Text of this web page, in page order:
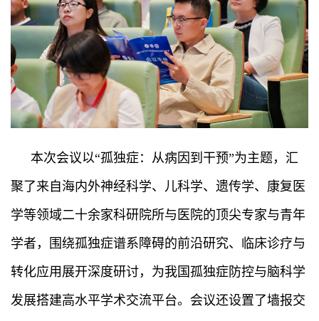
本次会议以“孤独症：从病因到干预”为主题，汇
聚了来自海内外神经科学、儿科学、遗传学、康复医
学等领域二十余家科研院所与医院的顶尖专家与青年
学者，围绕孤独症谱系障碍的前沿研究、临床诊疗与
转化应用展开深度研讨，为我国孤独症防控与脑科学
发展搭建高水平学术交流平台。会议还设置了墙报交